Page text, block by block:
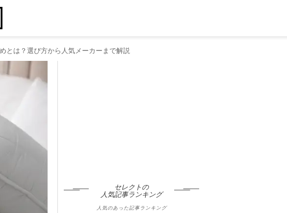
とは？選び方から人気メーカーまで解説
セレクトの
人気記事ランキング
人気のあった記事ランキング